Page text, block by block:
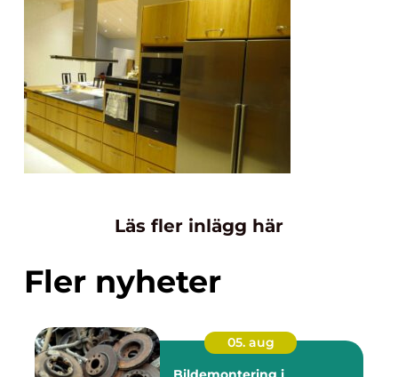
Läs fler inlägg här
Fler nyheter
05. aug